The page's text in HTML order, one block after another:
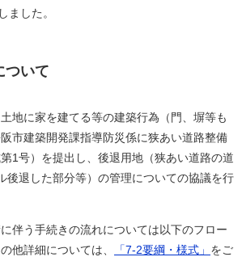
ました。
ついて
地に家を建てる等の建築行為（門、塀等も
市建築開発課指導防災係に狭あい道路整備
1号）を提出し、後退用地（狭あい道路の道
後退した部分等）の管理についての協議を行
伴う手続きの流れについては以下のフロー
他詳細については、
「7-2要綱・様式」 をご